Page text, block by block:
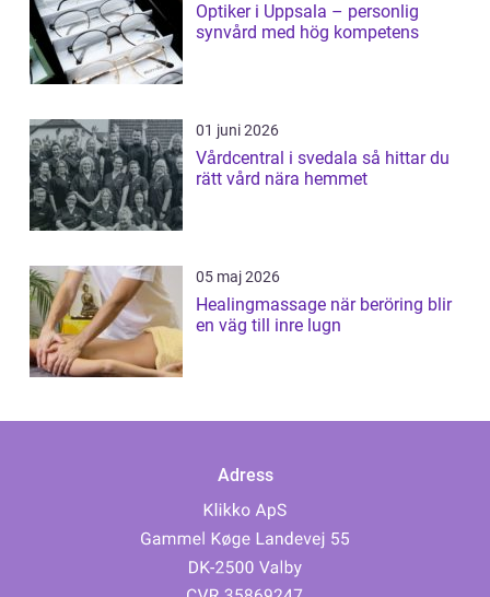
Optiker i Uppsala – personlig
synvård med hög kompetens
01 juni 2026
Vårdcentral i svedala så hittar du
rätt vård nära hemmet
05 maj 2026
Healingmassage när beröring blir
en väg till inre lugn
Adress